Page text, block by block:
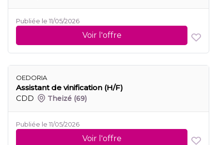
Publiée le 11/05/2026
Voir l'offre
OEDORIA
Assistant de vinification (H/F)
CDD
Theizé (69)
Publiée le 11/05/2026
Voir l'offre